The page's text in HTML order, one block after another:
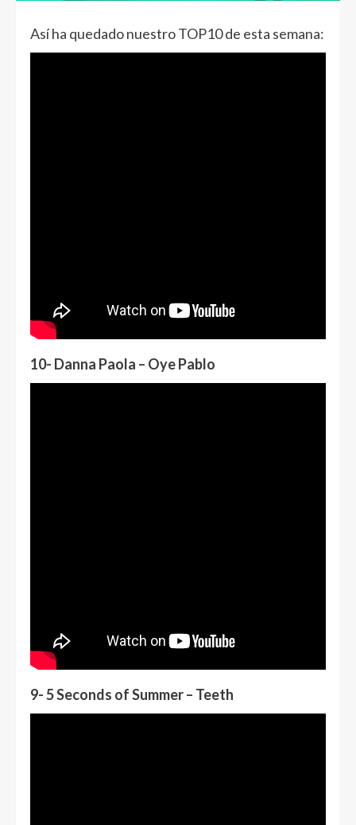
Así ha quedado nuestro TOP10 de esta semana:
10- Danna Paola – Oye Pablo
9- 5 Seconds of Summer – Teeth